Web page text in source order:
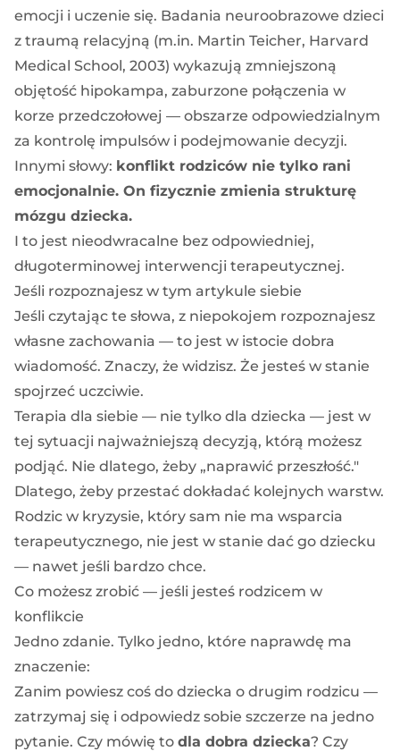
emocji i uczenie się. Badania neuroobrazowe dzieci
z traumą relacyjną (m.in. Martin Teicher, Harvard
Medical School, 2003) wykazują zmniejszoną
objętość hipokampa, zaburzone połączenia w
korze przedczołowej — obszarze odpowiedzialnym
za kontrolę impulsów i podejmowanie decyzji.
Innymi słowy: konflikt rodziców nie tylko rani
emocjonalnie. On fizycznie zmienia strukturę
mózgu dziecka.
I to jest nieodwracalne bez odpowiedniej,
długoterminowej interwencji terapeutycznej.
Jeśli rozpoznajesz w tym artykule siebie
Jeśli czytając te słowa, z niepokojem rozpoznajesz
własne zachowania — to jest w istocie dobra
wiadomość. Znaczy, że widzisz. Że jesteś w stanie
spojrzeć uczciwie.
Terapia dla siebie — nie tylko dla dziecka — jest w
tej sytuacji najważniejszą decyzją, którą możesz
podjąć. Nie dlatego, żeby „naprawić przeszłość."
Dlatego, żeby przestać dokładać kolejnych warstw.
Rodzic w kryzysie, który sam nie ma wsparcia
terapeutycznego, nie jest w stanie dać go dziecku
— nawet jeśli bardzo chce.
Co możesz zrobić — jeśli jesteś rodzicem w
konflikcie
Jedno zdanie. Tylko jedno, które naprawdę ma
znaczenie:
Zanim powiesz coś do dziecka o drugim rodzicu —
zatrzymaj się i odpowiedz sobie szczerze na jedno
pytanie. Czy mówię to dla dobra dziecka? Czy